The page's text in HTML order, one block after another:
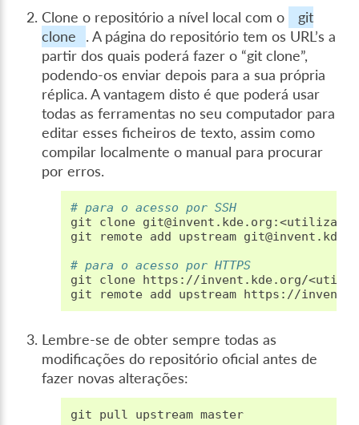
Clone o repositório a nível local com o
git
clone
. A página do repositório tem os URL’s a
partir dos quais poderá fazer o “git clone”,
podendo-os enviar depois para a sua própria
réplica. A vantagem disto é que poderá usar
todas as ferramentas no seu computador para
editar esses ficheiros de texto, assim como
compilar localmente o manual para procurar
por erros.
# para o acesso por SSH
git
clone
git
remote add upstream
# para o acesso por HTTPS
git
clone https://invent.kde.org/
git
remote add upstream
Lembre-se de obter sempre todas as
modificações do repositório oficial antes de
fazer novas alterações:
git pull upstream